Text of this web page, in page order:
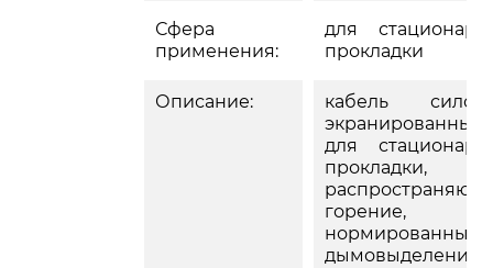
Сфера
применения:
для
прокладки
Описание:
кабель
экранированный
для
прокладки,
горение,
нормированным